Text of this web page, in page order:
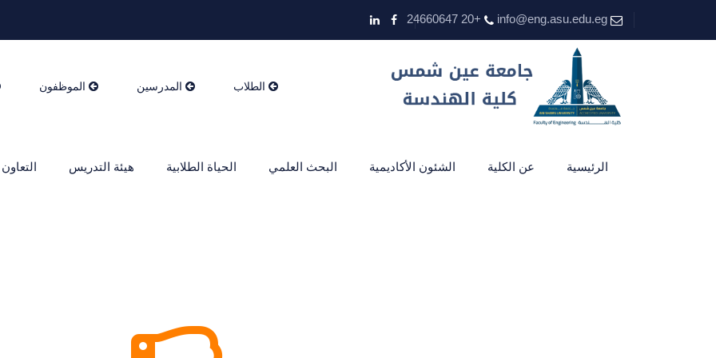
info@eng.asu.edu.eg
+20 24660647
الطلاب المدرسين الموظفون
الرئيسية عن الكلية الشئون الأكاديمية البحث العلمي الحياة الطلابية هيئة التدريس